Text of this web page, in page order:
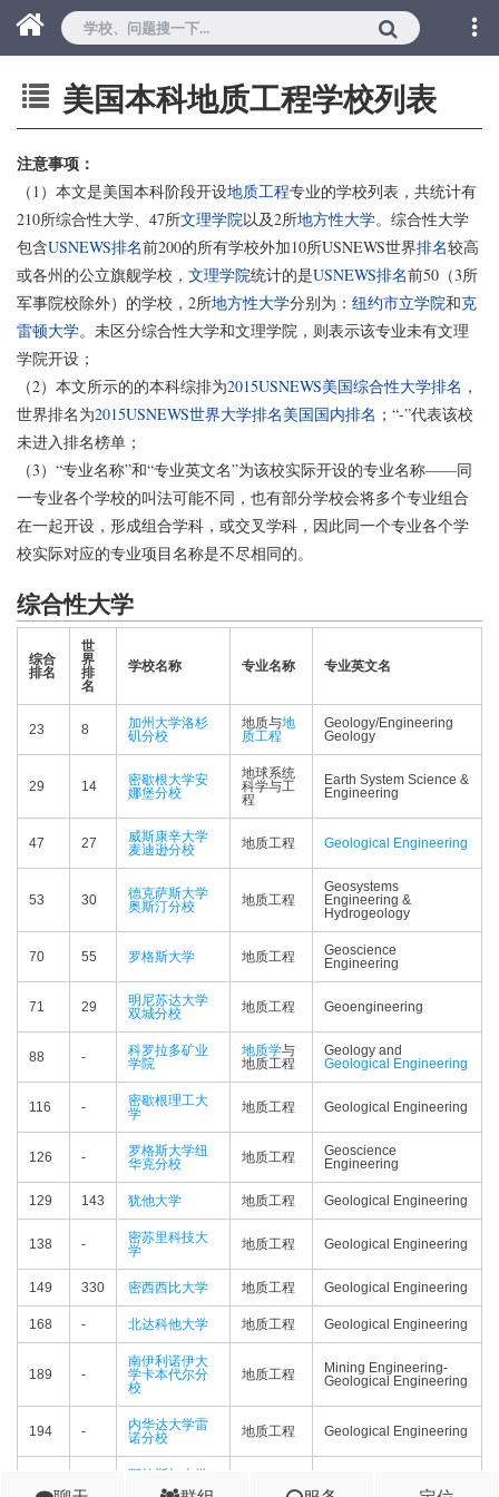
美国本科地质工程学校列表
注意事项：
（1）本文是美国本科阶段开设地质工程专业的学校列表，共统计有
210所综合性大学、47所文理学院以及2所地方性大学。综合性大学
包含USNEWS排名前200的所有学校外加10所USNEWS世界排名较高
或各州的公立旗舰学校， 文理学院统计的是USNEWS排名前50（3所
军事院校除外）的学校，2所地方性大学分别为： 纽约市立学院和克
雷顿大学。未区分综合性大学和文理学院，则表示该专业未有文理
学院开设；
（2）本文所示的的本科综排为2015USNEWS美国综合性大学排名 ，
世界排名为2015USNEWS世界大学排名美国国内排名 ；“-”代表该校
未进入排名榜单；
（3）“专业名称”和“专业英文名”为该校实际开设的专业名称——同
一专业各个学校的叫法可能不同，也有部分学校会将多个专业组合
在一起开设，形成组合学科，或交叉学科，因此同一个专业各个学
校实际对应的专业项目名称是不尽相同的。
综合性大学
综合
排名
世
界
排
名
学校名称 专业名称 专业英文名
23 8
加州大学洛杉
矶分校
地质与地
质工程
Geology/Engineering
Geology
29 14
密歇根大学安
娜堡分校
地球系统
科学与工
程
Earth System Science &
Engineering
47 27
威斯康辛大学
麦迪逊分校
地质工程 Geological Engineering
53 30
德克萨斯大学
奥斯汀分校
地质工程
Geosystems
Engineering &
Hydrogeology
70 55 罗格斯大学 地质工程
Geoscience
Engineering
71 29
明尼苏达大学
双城分校
地质工程 Geoengineering
88 -
科罗拉多矿业
学院
地质学与
地质工程
Geology and
Geological Engineering
116 -
密歇根理工大
学
地质工程 Geological Engineering
126 -
罗格斯大学纽
华克分校
地质工程
Geoscience
Engineering
129 143 犹他大学 地质工程 Geological Engineering
138 -
密苏里科技大
学
地质工程 Geological Engineering
149 330 密西西比大学 地质工程 Geological Engineering
168 - 北达科他大学 地质工程 Geological Engineering
189 -
南伊利诺伊大
学卡本代尔分
校
地质工程
Mining Engineering-
Geological Engineering
194 -
内华达大学雷
诺分校
地质工程 Geological Engineering
RNP -
阿拉斯加大学
费尔班克斯分
地质工程 Geological Engineering